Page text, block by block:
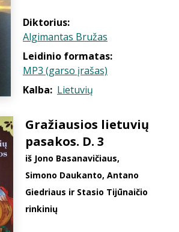
Diktorius:
Algimantas Bružas
Leidinio formatas:
MP3 (garso įrašas)
Kalba: Lietuvių
Gražiausios lietuvių
pasakos. D. 3
iš Jono Basanavičiaus,
Simono Daukanto, Antano
Giedriaus ir Stasio Tijūnaičio
rinkinių